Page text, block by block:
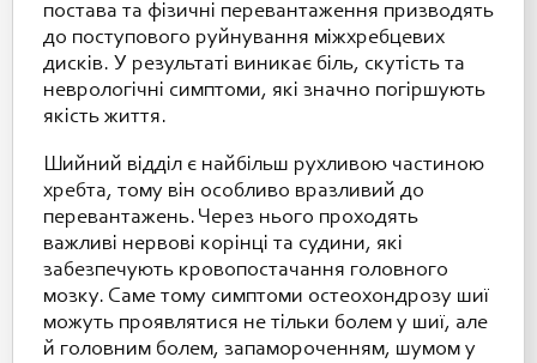
постава та фізичні перевантаження призводять
до поступового руйнування міжхребцевих
дисків. У результаті виникає біль, скутість та
неврологічні симптоми, які значно погіршують
якість життя.
Шийний відділ є найбільш рухливою частиною
хребта, тому він особливо вразливий до
перевантажень. Через нього проходять
важливі нервові корінці та судини, які
забезпечують кровопостачання головного
мозку. Саме тому симптоми остеохондрозу шиї
можуть проявлятися не тільки болем у шиї, але
й головним болем, запамороченням, шумом у